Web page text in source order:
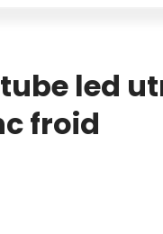
led
froid